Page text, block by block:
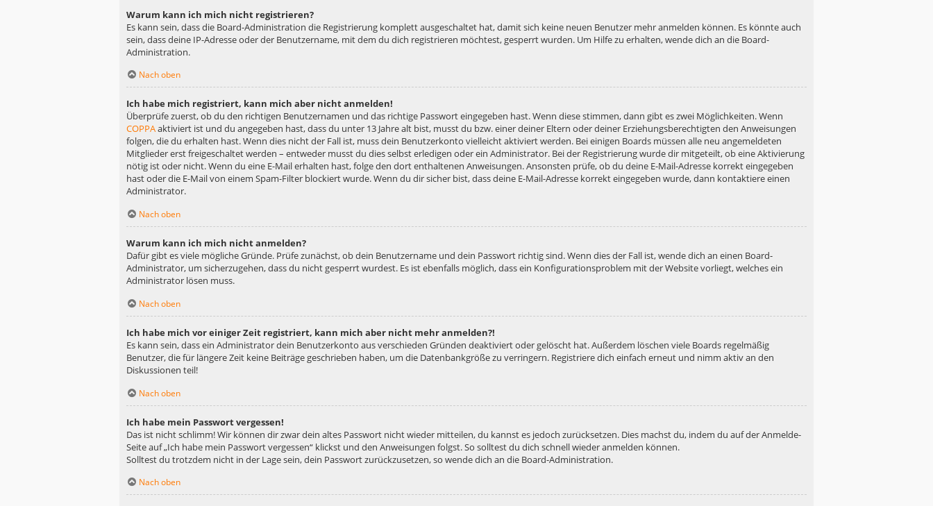
Warum kann ich mich nicht registrieren?
Es kann sein, dass die Board-Administration die Registrierung komplett ausgeschaltet hat, damit sich keine neuen Benutzer mehr anmelden können. Es könnte auch
sein, dass deine IP-Adresse oder der Benutzername, mit dem du dich registrieren möchtest, gesperrt wurden. Um Hilfe zu erhalten, wende dich an die Board-
Administration.
Nach oben
Ich habe mich registriert, kann mich aber nicht anmelden!
Überprüfe zuerst, ob du den richtigen Benutzernamen und das richtige Passwort eingegeben hast. Wenn diese stimmen, dann gibt es zwei Möglichkeiten. Wenn
COPPAaktiviert ist und du angegeben hast, dass du unter 13 Jahre alt bist, musst du bzw. einer deiner Eltern oder deiner Erziehungsberechtigten den Anweisungen
folgen, die du erhalten hast. Wenn dies nicht der Fall ist, muss dein Benutzerkonto vielleicht aktiviert werden. Bei einigen Boards müssen alle neu angemeldeten
Mitglieder erst freigeschaltet werden – entweder musst du dies selbst erledigen oder ein Administrator. Bei der Registrierung wurde dir mitgeteilt, ob eine Aktivierung
nötig ist oder nicht. Wenn du eine E-Mail erhalten hast, folge den dort enthaltenen Anweisungen. Ansonsten prüfe, ob du deine E-Mail-Adresse korrekt eingegeben
hast oder die E-Mail von einem Spam-Filter blockiert wurde. Wenn du dir sicher bist, dass deine E-Mail-Adresse korrekt eingegeben wurde, dann kontaktiere einen
Administrator.
Nach oben
Warum kann ich mich nicht anmelden?
Dafür gibt es viele mögliche Gründe. Prüfe zunächst, ob dein Benutzername und dein Passwort richtig sind. Wenn dies der Fall ist, wende dich an einen Board-
Administrator, um sicherzugehen, dass du nicht gesperrt wurdest. Es ist ebenfalls möglich, dass ein Konfigurationsproblem mit der Website vorliegt, welches ein
Administrator lösen muss.
Nach oben
Ich habe mich vor einiger Zeit registriert, kann mich aber nicht mehr anmelden?!
Es kann sein, dass ein Administrator dein Benutzerkonto aus verschieden Gründen deaktiviert oder gelöscht hat. Außerdem löschen viele Boards regelmäßig
Benutzer, die für längere Zeit keine Beiträge geschrieben haben, um die Datenbankgröße zu verringern. Registriere dich einfach erneut und nimm aktiv an den
Diskussionen teil!
Nach oben
Ich habe mein Passwort vergessen!
Das ist nicht schlimm! Wir können dir zwar dein altes Passwort nicht wieder mitteilen, du kannst es jedoch zurücksetzen. Dies machst du, indem du auf der Anmelde-
Seite auf „Ich habe mein Passwort vergessen“ klickst und den Anweisungen folgst. So solltest du dich schnell wieder anmelden können.
Solltest du trotzdem nicht in der Lage sein, dein Passwort zurückzusetzen, so wende dich an die Board-Administration.
Nach oben